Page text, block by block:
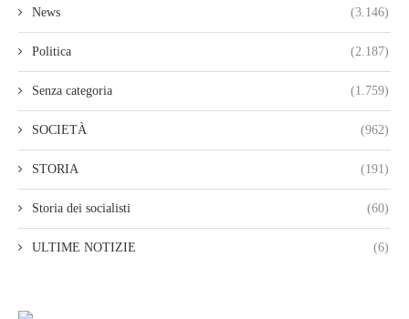
News (3.146)
Politica (2.187)
Senza categoria (1.759)
SOCIETÀ (962)
STORIA (191)
Storia dei socialisti (60)
ULTIME NOTIZIE (6)